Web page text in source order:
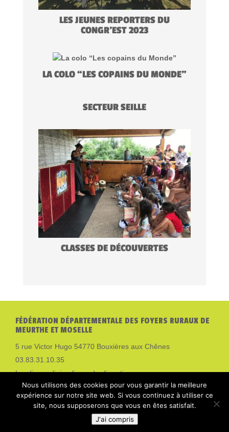
LES JEUNES REPORTERS DU
CONGR’EST 2023
LA COLO “LES COPAINS DU MONDE”
SECTEUR SEILLE
CLASSES DE DÉCOUVERTES
FÉDÉRATION DÉPARTEMENTALE DES FOYERS RURAUX DE
MEURTHE ET MOSELLE
5 rue Victor Hugo 54770 Bouxières aux Chênes
03.83.31.10.35
Lundi, mardi, jeudi, vendredi matins
Mentions légales
SUIVEZ-NOUS SUR NOS RÉSEAUX SOCIAUX
Nous utilisons des cookies pour vous garantir la meilleure
expérience sur notre site web. Si vous continuez à utiliser ce
site, nous supposerons que vous en êtes satisfait.
J'ai compris